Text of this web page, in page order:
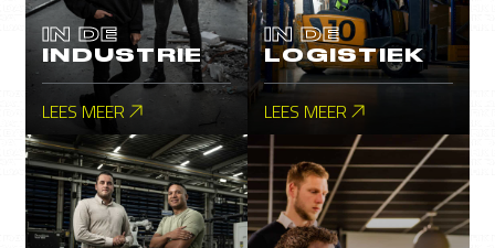
IN DE
INDUSTRIE
LEES MEER
IN DE
LOGISTIEK
LEES MEER